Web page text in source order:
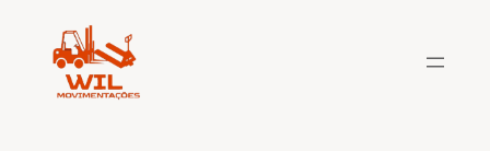
conteúdo